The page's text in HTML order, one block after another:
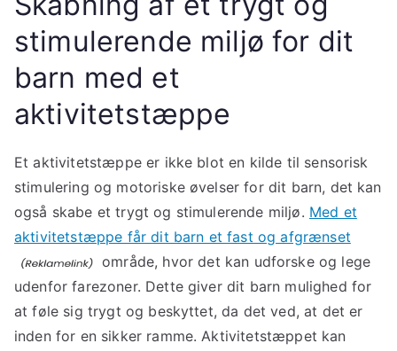
stimulerende miljø for dit
barn med et
aktivitetstæppe
Et aktivitetstæppe er ikke blot en kilde til sensorisk
stimulering og motoriske øvelser for dit barn, det kan
også skabe et trygt og stimulerende miljø. Med et
aktivitetstæppe får dit barn et fast og afgrænset
område, hvor det kan udforske og lege
udenfor farezoner. Dette giver dit barn mulighed for
at føle sig trygt og beskyttet, da det ved, at det er
inden for en sikker ramme. Aktivitetstæppet kan